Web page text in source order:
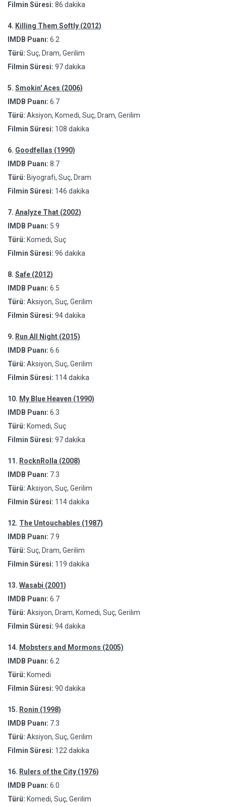
Filmin Süresi: 86 dakika
4. Killing Them Softly (2012)
IMDB Puanı: 6.2
Türü: Suç, Dram, Gerilim
Filmin Süresi: 97 dakika
5. Smokin' Aces (2006)
IMDB Puanı: 6.7
Türü: Aksiyon, Komedi, Suç, Dram, Gerilim
Filmin Süresi: 108 dakika
6. Goodfellas (1990)
IMDB Puanı: 8.7
Türü: Biyografi, Suç, Dram
Filmin Süresi: 146 dakika
7. Analyze That (2002)
IMDB Puanı: 5.9
Türü: Komedi, Suç
Filmin Süresi: 96 dakika
8. Safe (2012)
IMDB Puanı: 6.5
Türü: Aksiyon, Suç, Gerilim
Filmin Süresi: 94 dakika
9. Run All Night (2015)
IMDB Puanı: 6.6
Türü: Aksiyon, Suç, Gerilim
Filmin Süresi: 114 dakika
10. My Blue Heaven (1990)
IMDB Puanı: 6.3
Türü: Komedi, Suç
Filmin Süresi: 97 dakika
11. RocknRolla (2008)
IMDB Puanı: 7.3
Türü: Aksiyon, Suç, Gerilim
Filmin Süresi: 114 dakika
12. The Untouchables (1987)
IMDB Puanı: 7.9
Türü: Suç, Dram, Gerilim
Filmin Süresi: 119 dakika
13. Wasabi (2001)
IMDB Puanı: 6.7
Türü: Aksiyon, Dram, Komedi, Suç, Gerilim
Filmin Süresi: 94 dakika
14. Mobsters and Mormons (2005)
IMDB Puanı: 6.2
Türü: Komedi
Filmin Süresi: 90 dakika
15. Ronin (1998)
IMDB Puanı: 7.3
Türü: Aksiyon, Suç, Gerilim
Filmin Süresi: 122 dakika
16. Rulers of the City (1976)
IMDB Puanı: 6.0
Türü: Komedi, Suç, Gerilim